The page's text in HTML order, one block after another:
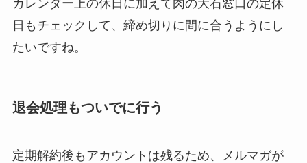
カレンダー上の休日に加えて肉の大石窓口の定休
日もチェックして、締め切りに間に合うようにし
たいですね。
退会処理もついでに行う
定期解約後もアカウントは残るため、メルマガが